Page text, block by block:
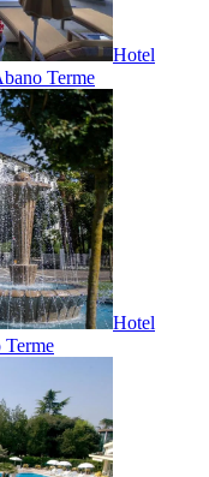
Hotel
Terme
Hotel
Terme